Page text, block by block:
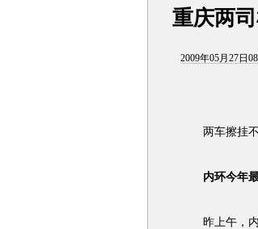
重庆两
2009年05月27日
两车擦挂不
内环今年最
昨上午，内